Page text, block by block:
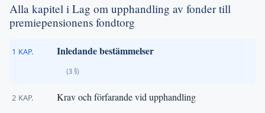
Alla kapitel i Lag om upphandling av fonder till
premiepensionens fondtorg
1 KAP. Inledande bestämmelser
(3 §)
2 KAP. Krav och förfarande vid upphandling